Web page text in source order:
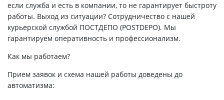
если служба и есть в компании, то не гарантирует быстроту
работы. Выход из ситуации? Сотрудничество с нашей
курьерской службой ПОСТДЕПО (POSTDEPO). Мы
гарантируем оперативность и профессионализм.
Как мы работаем?
Прием заявок и схема нашей работы доведены до
автоматизма: